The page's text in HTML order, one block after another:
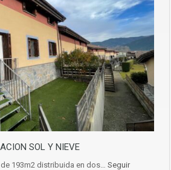
SOL Y NIEVE
193m2 distribuida en dos… Seguir